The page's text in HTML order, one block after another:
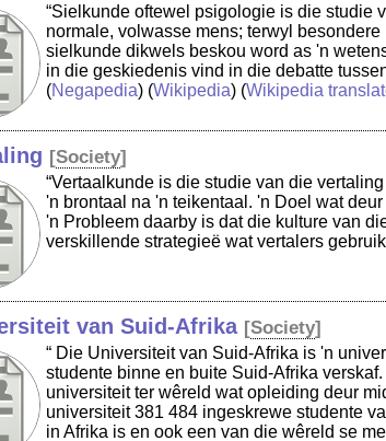
“Sielkunde oftewel psigologie is die studie
normale, volwasse mens; terwyl
sielkunde dikwels beskou word as 'n
in die geskiedenis vind in die debatte
(Negapedia) (Wikipedia) (Wikipedia
[Society]
“Vertaalkunde is die studie van die
'n brontaal na 'n teikentaal. 'n Doel wat
'n Probleem daarby is dat die kulture van
verskillende strategieë wat vertalers
van Suid-Afrika [Society]
“ Die Universiteit van Suid-Afrika is 'n
studente binne en buite Suid-Afrika
universiteit ter wêreld wat opleiding deur
universiteit 381 484 ingeskrewe studente
in Afrika is en ook een van die wêreld se